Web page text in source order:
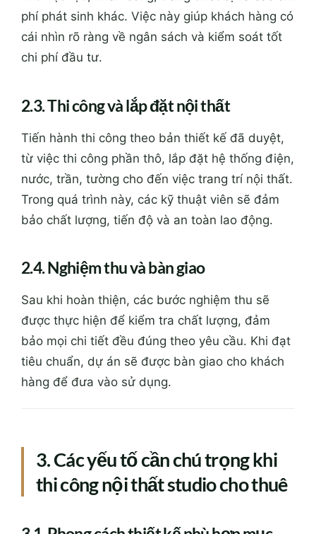
phí phát sinh khác. Việc này giúp khách hàng có
cái nhìn rõ ràng về ngân sách và kiểm soát tốt
chi phí đầu tư.
2.3. Thi công và lắp đặt nội thất
Tiến hành thi công theo bản thiết kế đã duyệt,
từ việc thi công phần thô, lắp đặt hệ thống điện,
nước, trần, tường cho đến việc trang trí nội thất.
Trong quá trình này, các kỹ thuật viên sẽ đảm
bảo chất lượng, tiến độ và an toàn lao động.
2.4. Nghiệm thu và bàn giao
Sau khi hoàn thiện, các bước nghiệm thu sẽ
được thực hiện để kiểm tra chất lượng, đảm
bảo mọi chi tiết đều đúng theo yêu cầu. Khi đạt
tiêu chuẩn, dự án sẽ được bàn giao cho khách
hàng để đưa vào sử dụng.
3. Các yếu tố cần chú trọng khi
thi công nội thất studio cho thuê